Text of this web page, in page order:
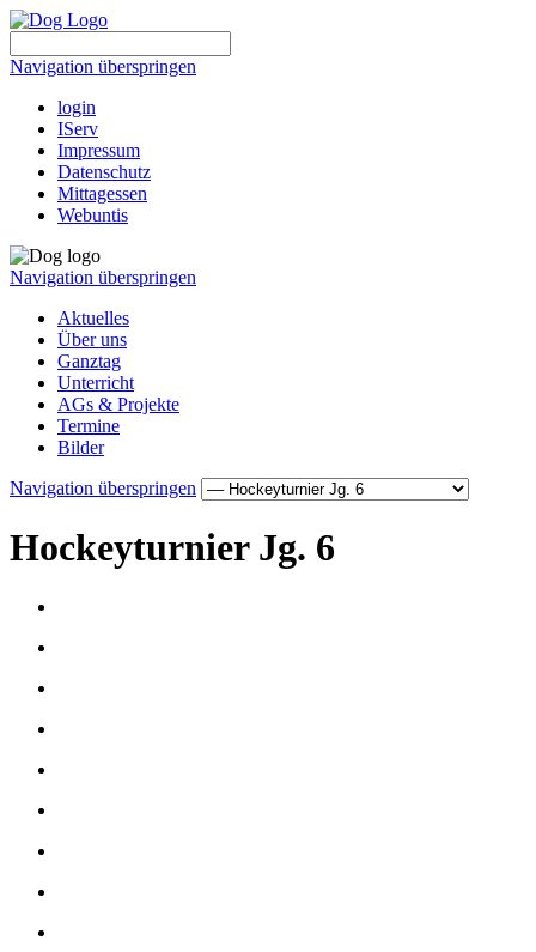
Navigation überspringen
login
IServ
Impressum
Datenschutz
Mittagessen
Webuntis
Navigation überspringen
Aktuelles
Über uns
Ganztag
Unterricht
AGs & Projekte
Termine
Bilder
Navigation überspringen
Hockeyturnier Jg. 6